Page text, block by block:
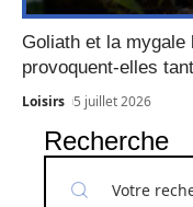
Goliath et la mygale
provoquent-elles
Loisirs 5 juillet 2026
Recherche